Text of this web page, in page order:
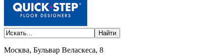
Москва, Бульвар Веласкеса, 8